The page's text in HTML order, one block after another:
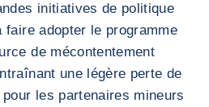
initiatives de politique
adopter le programme
de mécontentement
une légère perte de
les partenaires mineurs